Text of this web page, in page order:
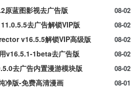
08-02
原蓝图影视去广告版
08-02
去广告解锁VIP版
08-02
v16.5.5解锁VIP高级版
08-02
v16.5.1-1beta去广告版
08-02
去广告内置漫游模块版
08-01
净版-免费高清漫画